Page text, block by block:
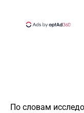
По словам